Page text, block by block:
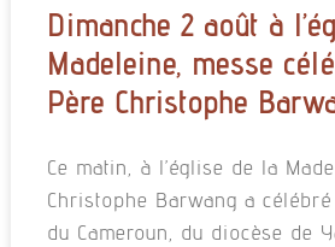
Dimanche 2 août à
Madeleine, messe
Père Christophe
Ce matin, à l’église de la
Christophe Barwang a
du Cameroun, du diocèse de